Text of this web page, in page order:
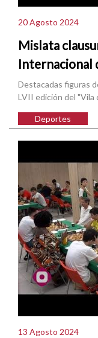
20 Agosto 2024
Mislata
Internacional
Destacadas figuras
LVII edición del "Vila
Deportes
13 Agosto 2024